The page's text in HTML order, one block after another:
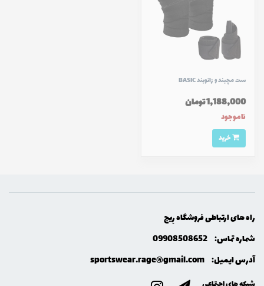
ست مچبند و زانوبند BASIC
1,188,000 تومان
ناموجود
راه های ارتباطی فروشگاه رِيج
شماره تماس: 09908508652
آدرس ایمیل: sportswear.rage@gmail.com